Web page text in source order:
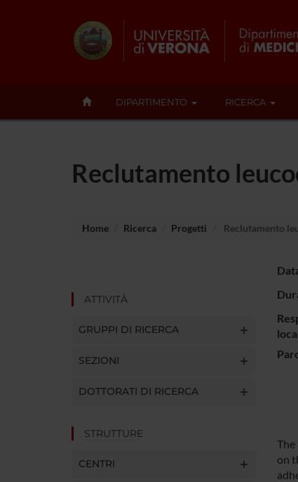
DIPARTIMENTO RICERCA
Reclutamento
Home Ricerca Progetti Reclutamento
ATTIVITÀ
GRUPPI DI RICERCA
SEZIONI
DOTTORATI DI RICERCA
STRUTTURE
CENTRI
on